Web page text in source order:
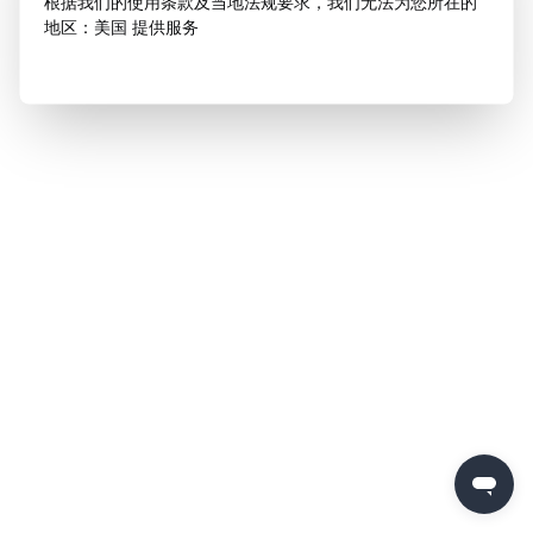
地区：美国 提供服务